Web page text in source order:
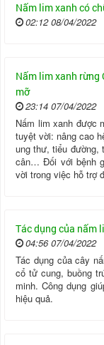
Nấm lim xanh có
02:12 08/04/2022
Nấm lim xanh rừng
mỡ
23:14 07/04/2022
Nấm lim xanh được
tuyệt vời: nâng cao
ung thư, tiểu đường,
cân… Đối với bệnh
vời trong việc hỗ trợ
Tác dụng của nấm
04:56 07/04/2022
Tác dụng của cây
cổ tử cung, buồng
minh. Công dụng
hiệu quả.